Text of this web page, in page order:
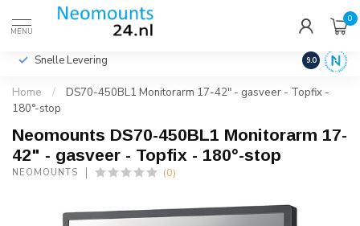
MENU
0
Incl. btw
Snelle Levering Hoge
9.0
Home /
DS70-450BL1 Monitorarm 17-42" - gasveer - Topfix -
180°-stop
Neomounts DS70-450BL1 Monitorarm 17-
42" - gasveer - Topfix - 180°-stop
NEOMOUNTS (0)